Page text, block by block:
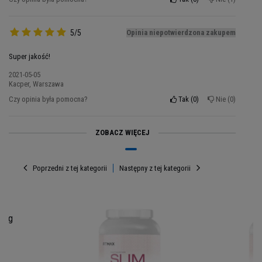
sylwetkę. Z
tego powodu powinieneś
To wysokiej jakości zamiennik posiłku, który
koncentratu białka serwatkowego, co oznacza,
że wspiera również wzrost mięśni.
5/5 Opinia niepotwierdzona zakupem
Super jakość!
2021-05-05
Kacper, Warszawa
Czy opinia była pomocna?
Tak 0 Nie 0
ZOBACZ WIĘCEJ
Poprzedni z tej kategorii Następny z tej kategorii